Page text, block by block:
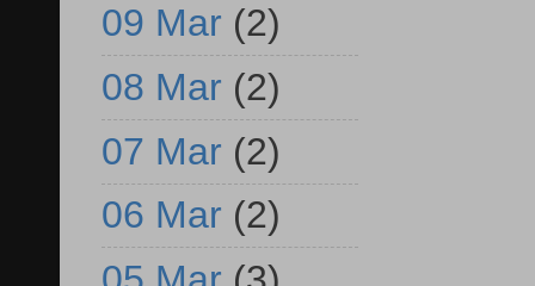
09 Mar (2)
08 Mar (2)
07 Mar (2)
06 Mar (2)